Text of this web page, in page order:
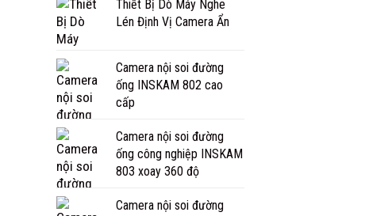
Thiết Bị Dò Máy Nghe
Lén Định Vị Camera Ẩn
Camera nội soi đường
ống INSKAM 802 cao
cấp
Camera nội soi đường
ống công nghiệp INSKAM
803 xoay 360 độ
Camera nội soi đường